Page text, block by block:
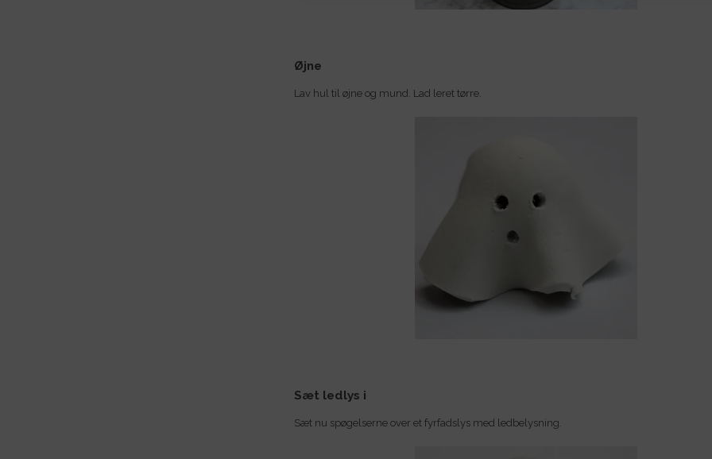
Øjne
Lav hul til øjne og mund. Lad leret tørre.
Sæt ledlys i
Sæt nu spøgelserne over et fyrfadslys med ledbelysning.